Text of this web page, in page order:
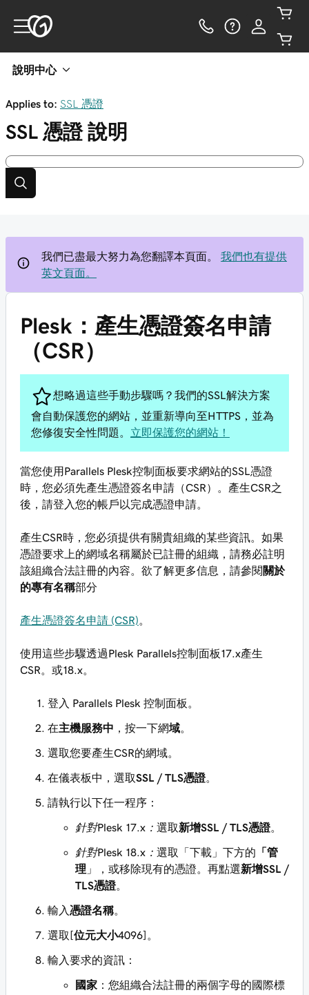
說明中心
Applies to: SSL 憑證
SSL 憑證 說明
我們已盡最大努力為您翻譯本頁面。
我們也有提供
英文頁面。
Plesk：產生憑證簽名申請
（CSR）
想略過這些手動步驟嗎？我們的SSL解決方案
會自動保護您的網站，並重新導向至HTTPS，並為
您修復安全性問題。 立即保護您的網站！
當您使用Parallels Plesk控制面板要求網站的SSL憑證
時，您必須先產生憑證簽名申請（CSR）。產生CSR之
後，請登入您的帳戶以完成憑證申請。
產生CSR時，您必須提供有關貴組織的某些資訊。如果
憑證要求上的網域名稱屬於已註冊的組織，請務必註明
該組織合法註冊的內容。欲了解更多信息，請參閱 關於
的專有名稱部分
產生憑證簽名申請 (CSR)
使用這些步驟透過Plesk Parallels控制面板17.x產生
CSR。或18.x。
登入 Parallels Plesk 控制面板。
在主機服務中 ，按一下網域
選取您要產生CSR的網域。
在儀表板中，選取SSL / TLS憑證。
請執行以下任一程序：
針對Plesk 17.x： 選取新增SSL / TLS憑證。
針對Plesk 18.x： 選取「下載」下方的 「管
理 」，或移除現有的憑證。再點選新增SSL /
TLS憑證。
輸入 憑證名稱
選取[位元大小4096]。
輸入要求的資訊：
國家 ：您組織合法註冊的兩個字母的國際標